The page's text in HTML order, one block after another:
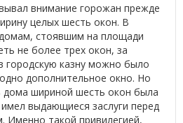
внимание горожан прежде
целых шесть окон. В
стоявшим на площади
не более трех окон, за
городскую казну можно было
дополнительное окно. Но
дома шириной шесть окон была
выдающиеся заслуги перед
Именно такой привилегией,